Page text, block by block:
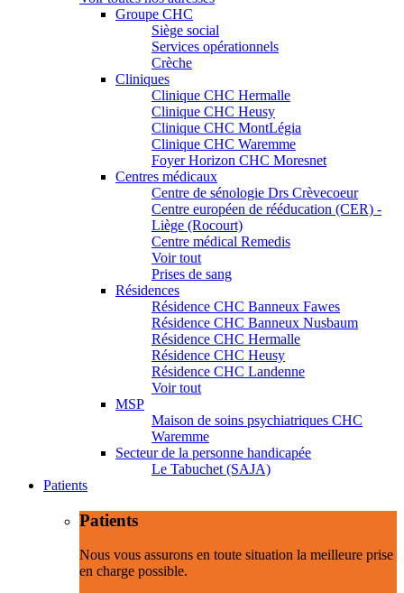
Groupe CHC
Siège social
Services opérationnels
Crèche
Cliniques
Clinique CHC Hermalle
Clinique CHC Heusy
Clinique CHC MontLégia
Clinique CHC Waremme
Foyer Horizon CHC Moresnet
Centres médicaux
Centre de sénologie Drs Crèvecoeur
Centre européen de rééducation (CER) -
Liège (Rocourt)
Centre médical Remedis
Voir tout
Prises de sang
Résidences
Résidence CHC Banneux Fawes
Résidence CHC Banneux Nusbaum
Résidence CHC Hermalle
Résidence CHC Heusy
Résidence CHC Landenne
Voir tout
MSP
Maison de soins psychiatriques CHC
Waremme
Secteur de la personne handicapée
Le Tabuchet (SAJA)
Patients
Patients
Nous vous assurons en toute situation la meilleure prise
en charge possible.